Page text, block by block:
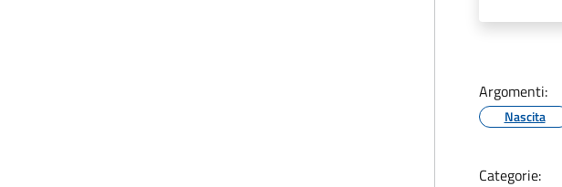
Argomenti:
Nascita
Categorie: